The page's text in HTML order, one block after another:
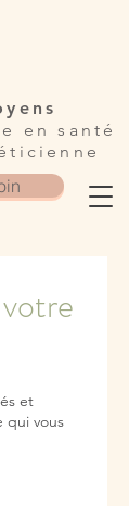
en santé
et
qui vous